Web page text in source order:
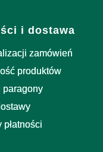
i dostawa
zamówień
produktów
paragony
płatności